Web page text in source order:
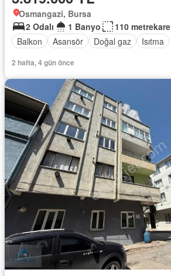
Osmangazi, Bursa
2 Odalı
1 Banyo
110 metrekare
Balkon
Asansör Doğal gaz Isıtma
2 hafta, 4 gün önce